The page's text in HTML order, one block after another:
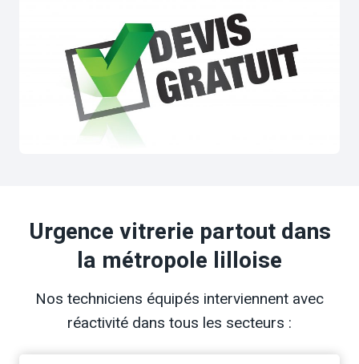
Urgence vitrerie partout dans
la métropole lilloise
Nos techniciens équipés interviennent avec
réactivité dans tous les secteurs :